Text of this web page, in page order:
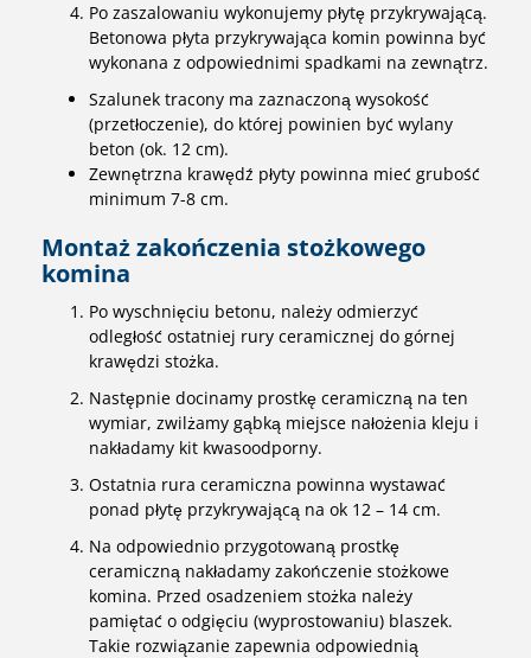
Po zaszalowaniu wykonujemy płytę przykrywającą.
Betonowa płyta przykrywająca komin powinna być
wykonana z odpowiednimi spadkami na zewnątrz.
Szalunek tracony ma zaznaczoną wysokość
(przetłoczenie), do której powinien być wylany
beton (ok. 12 cm).
Zewnętrzna krawędź płyty powinna mieć grubość
minimum 7-8 cm.
Montaż zakończenia stożkowego
komina
Po wyschnięciu betonu, należy odmierzyć
odległość ostatniej rury ceramicznej do górnej
krawędzi stożka.
Następnie docinamy prostkę ceramiczną na ten
wymiar, zwilżamy gąbką miejsce nałożenia kleju i
nakładamy kit kwasoodporny.
Ostatnia rura ceramiczna powinna wystawać
ponad płytę przykrywającą na ok 12 – 14 cm.
Na odpowiednio przygotowaną prostkę
ceramiczną nakładamy zakończenie stożkowe
komina. Przed osadzeniem stożka należy
pamiętać o odgięciu (wyprostowaniu) blaszek.
Takie rozwiązanie zapewnia odpowiednią